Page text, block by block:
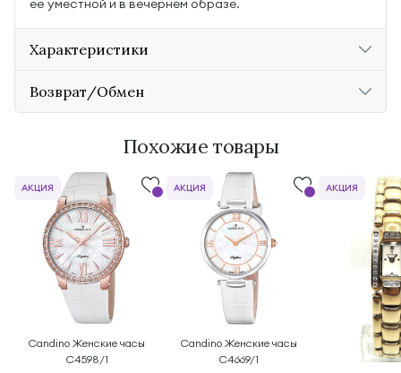
её уместной и в вечернем образе.
Характеристики
Возврат/Обмен
Похожие товары
Candino Женские часы
C4598/1
АКЦИЯ
Candino Женские часы
C4669/1
АКЦИЯ АКЦИЯ